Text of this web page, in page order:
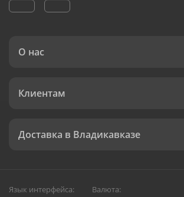
О нас
Клиентам
Доставка в Владикавказе
Язык интерфейса: Валюта: